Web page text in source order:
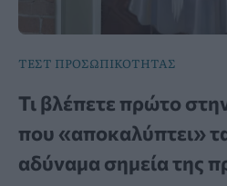
ΤΕΣΤ ΠΡΟΣΩΠΙΚΟΤΗΤΑΣ
Τι βλέπετε πρώτο
που «αποκαλύπτει»
αδύναμα σημεία της